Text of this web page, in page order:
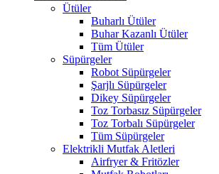
Ütüler
Buharlı Ütüler
Buhar Kazanlı Ütüler
Tüm Ütüler
Süpürgeler
Robot Süpürgeler
Şarjlı Süpürgeler
Dikey Süpürgeler
Toz Torbasız Süpürgeler
Toz Torbalı Süpürgeler
Tüm Süpürgeler
Elektrikli Mutfak Aletleri
Airfryer & Fritözler